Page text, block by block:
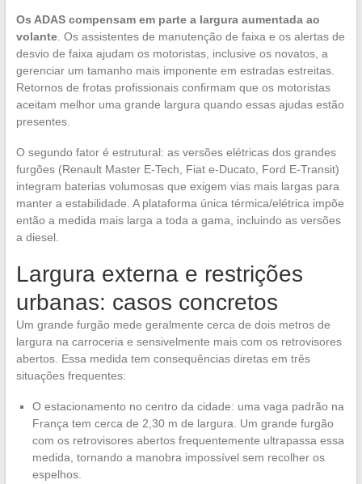
Os ADAS compensam em parte a largura aumentada ao
volante. Os assistentes de manutenção de faixa e os alertas de
desvio de faixa ajudam os motoristas, inclusive os novatos, a
gerenciar um tamanho mais imponente em estradas estreitas.
Retornos de frotas profissionais confirmam que os motoristas
aceitam melhor uma grande largura quando essas ajudas estão
presentes.
O segundo fator é estrutural: as versões elétricas dos grandes
furgões (Renault Master E-Tech, Fiat e-Ducato, Ford E-Transit)
integram baterias volumosas que exigem vias mais largas para
manter a estabilidade. A plataforma única térmica/elétrica impõe
então a medida mais larga a toda a gama, incluindo as versões
a diesel.
Largura externa e restrições
urbanas: casos concretos
Um grande furgão mede geralmente cerca de dois metros de
largura na carroceria e sensivelmente mais com os retrovisores
abertos. Essa medida tem consequências diretas em três
situações frequentes:
O estacionamento no centro da cidade: uma vaga padrão na
França tem cerca de 2,30 m de largura. Um grande furgão
com os retrovisores abertos frequentemente ultrapassa essa
medida, tornando a manobra impossível sem recolher os
espelhos.